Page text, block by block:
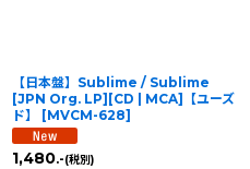
【日本盤】Sublime / Sublime
[JPN Org. LP][CD | MCA]【ユーズ
ド】
[MVCM-628]
1,480.-(税別)